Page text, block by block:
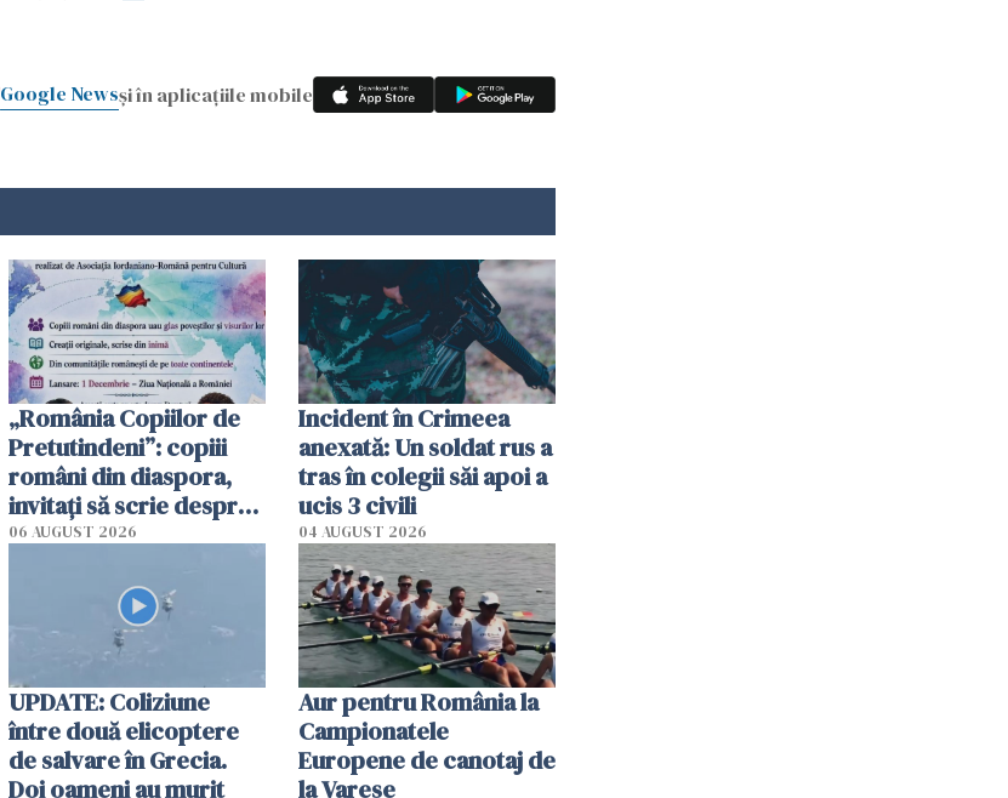
Google Newsși în aplicațiile mobile
„România Copiilor de
Pretutindeni”: copiii
români din diaspora,
invitați să scrie despre
România într-un volum
06 AUGUST 2026
Incident în Crimeea
anexată: Un soldat rus a
tras în colegii săi apoi a
ucis 3 civili
04 AUGUST 2026
UPDATE: Coliziune
între două elicoptere
de salvare în Grecia.
Doi oameni au murit
Aur pentru România la
Campionatele
Europene de canotaj de
la Varese